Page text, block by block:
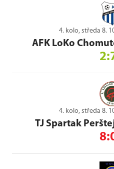
4. kolo, středa 8.
AFK LoKo
4. kolo, středa 8.
TJ Spartak